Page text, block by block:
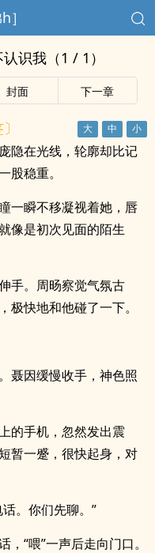
识我（1 / 1）
封面 下一章
隐在光线，轮廓却比记
股稳重。
一瞬不移凝视着她，唇
像是初次见面的陌生
手。周旸察觉气氛古
快地和他碰了一下。
聂因缓慢收手，神色照
的手机，忽然发出震
暂一蹙，很快起身，对
。你们先聊。”
“喂”一声后走向门口。